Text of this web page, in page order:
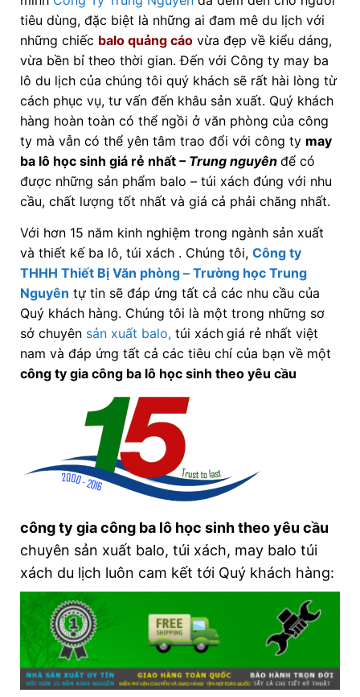
tiêu dùng, đặc biệt là những ai đam mê du lịch với
những chiếc balo quảng cáovừa đẹp về kiểu dáng,
vừa bền bỉ theo thời gian. Đến với Công ty may ba
lô du lịch của chúng tôi quý khách sẽ rất hài lòng từ
cách phục vụ, tư vấn đến khâu sản xuất. Quý khách
hàng hoàn toàn có thể ngồi ở văn phòng của công
ty mà vẫn có thể yên tâm trao đổi với công ty may
ba lô học sinh giá rẻ nhất– Trung nguyên để có
được những sản phẩm balo – túi xách đúng với nhu
cầu, chất lượng tốt nhất và giá cả phải chăng nhất.
Với hơn 15 năm kinh nghiệm trong ngành sản xuất
và thiết kế ba lô, túi xách . Chúng tôi, Công ty
THHH Thiết Bị Văn phòng – Trường học Trung
Nguyên tự tin sẽ đáp ứng tất cả các nhu cầu của
Quý khách hàng. Chúng tôi là một trong những sơ
sở chuyên sản xuất balo, túi xách giá rẻ nhất việt
nam và đáp ứng tất cả các tiêu chí của bạn về một
công ty gia công ba lô học sinh theo yêu cầu
công ty gia công ba lô học sinh theo yêu cầu
chuyên sản xuất balo, túi xách, may balo túi
xách du lịch luôn cam kết tới Quý khách hàng: